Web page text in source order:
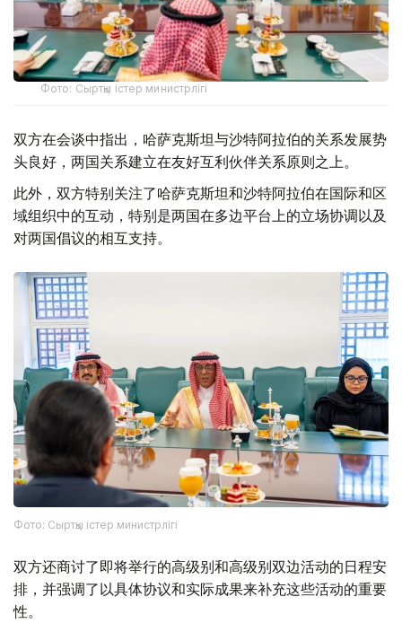
Фото: Сыртқы істер министрлігі
双方在会谈中指出，哈萨克斯坦与沙特阿拉伯的关系发展势
头良好，两国关系建立在友好互利伙伴关系原则之上。
此外，双方特别关注了哈萨克斯坦和沙特阿拉伯在国际和区
域组织中的互动，特别是两国在多边平台上的立场协调以及
对两国倡议的相互支持。
Фото: Сыртқы істер министрлігі
双方还商讨了即将举行的高级别和高级别双边活动的日程安
排，并强调了以具体协议和实际成果来补充这些活动的重要
性。